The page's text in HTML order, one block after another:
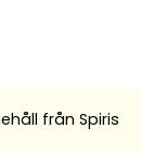
från Spiris